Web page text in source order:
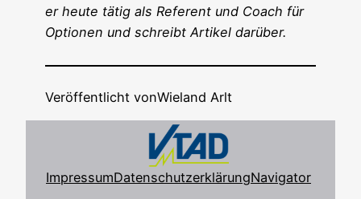
er heu­te tätig als Refe­rent und Coach für
Optio­nen und schreibt Arti­kel darüber.
Veröffentlicht vonWieland Arlt
ImpressumDatenschutzerklärungNavigator